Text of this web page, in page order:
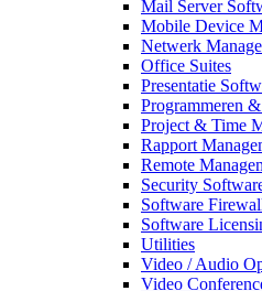
Mail Server
Mobile Device
Netwerk
Office Suites
Presentatie
Programmeren
Project & Time
Rapport
Remote
Security
Software
Software
Utilities
Video / Audio
Video